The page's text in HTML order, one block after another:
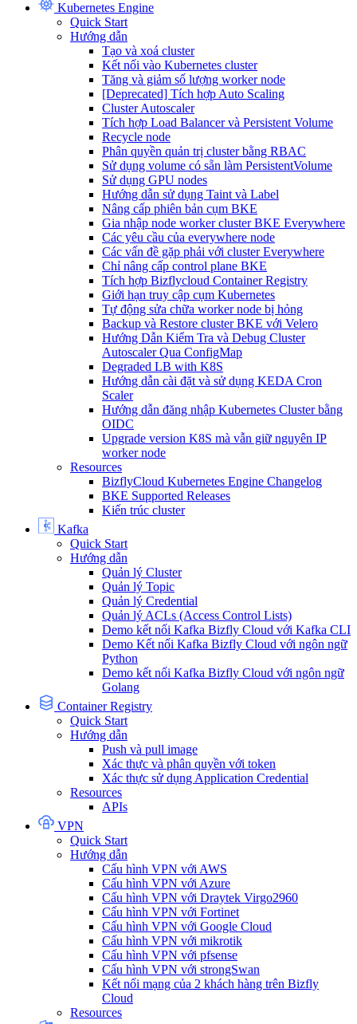
Kubernetes Engine
Quick Start
Hướng dẫn
Tạo và xoá cluster
Kết nối vào Kubernetes cluster
Tăng và giảm số lượng worker node
[Deprecated] Tích hợp Auto Scaling
Cluster Autoscaler
Tích hợp Load Balancer và Persistent Volume
Recycle node
Phân quyền quản trị cluster bằng RBAC
Sử dụng volume có sẵn làm PersistentVolume
Sử dụng GPU nodes
Hướng dẫn sử dụng Taint và Label
Nâng cấp phiên bản cụm BKE
Gia nhập node worker cluster BKE Everywhere
Các yêu cầu của everywhere node
Các vấn đề gặp phải với cluster Everywhere
Chỉ nâng cấp control plane BKE
Tích hợp Bizflycloud Container Registry
Giới hạn truy cập cụm Kubernetes
Tự động sửa chữa worker node bị hỏng
Backup và Restore cluster BKE với Velero
Hướng Dẫn Kiểm Tra và Debug Cluster
Autoscaler Qua ConfigMap
Degraded LB with K8S
Hướng dẫn cài đặt và sử dụng KEDA Cron
Scaler
Hướng dẫn đăng nhập Kubernetes Cluster bằng
OIDC
Upgrade version K8S mà vẫn giữ nguyên IP
worker node
Resources
BizflyCloud Kubernetes Engine Changelog
BKE Supported Releases
Kiến trúc cluster
Kafka
Quick Start
Hướng dẫn
Quản lý Cluster
Quản lý Topic
Quản lý Credential
Quản lý ACLs (Access Control Lists)
Demo kết nối Kafka Bizfly Cloud với Kafka CLI
Demo Kết nối Kafka Bizfly Cloud với ngôn ngữ
Python
Demo kết nối Kafka Bizfly Cloud với ngôn ngữ
Golang
Container Registry
Quick Start
Hướng dẫn
Push và pull image
Xác thực và phân quyền với token
Xác thực sử dụng Application Credential
Resources
APIs
VPN
Quick Start
Hướng dẫn
Cấu hình VPN với AWS
Cấu hình VPN với Azure
Cấu hình VPN với Draytek Virgo2960
Cấu hình VPN với Fortinet
Cấu hình VPN với Google Cloud
Cấu hình VPN với mikrotik
Cấu hình VPN với pfsense
Cấu hình VPN với strongSwan
Kết nối mạng của 2 khách hàng trên Bizfly
Cloud
Resources